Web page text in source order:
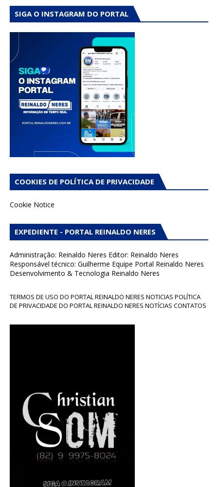
SIGA O INSTAGRAM DO PORTAL
COOKIES DE POLÍTICA DE PRIVACIDADE
Cookie Notice
EXPEDIENTE - PORTAL REINALDO NERES
Administração: Reinaldo Neres Editor: Reinaldo Neres
Responsável técnico: Guilherme Equipe Portal Reinaldo Neres
Desenvolvimento & Tecnologia Reinaldo Neres
TERMOS DE USO DO PORTAL REINALDO NERES NOTICIAS POLÍTICA
DE PRIVACIDADE DO PORTAL REINALDO NERES NOTÍCIAS CONTATOS